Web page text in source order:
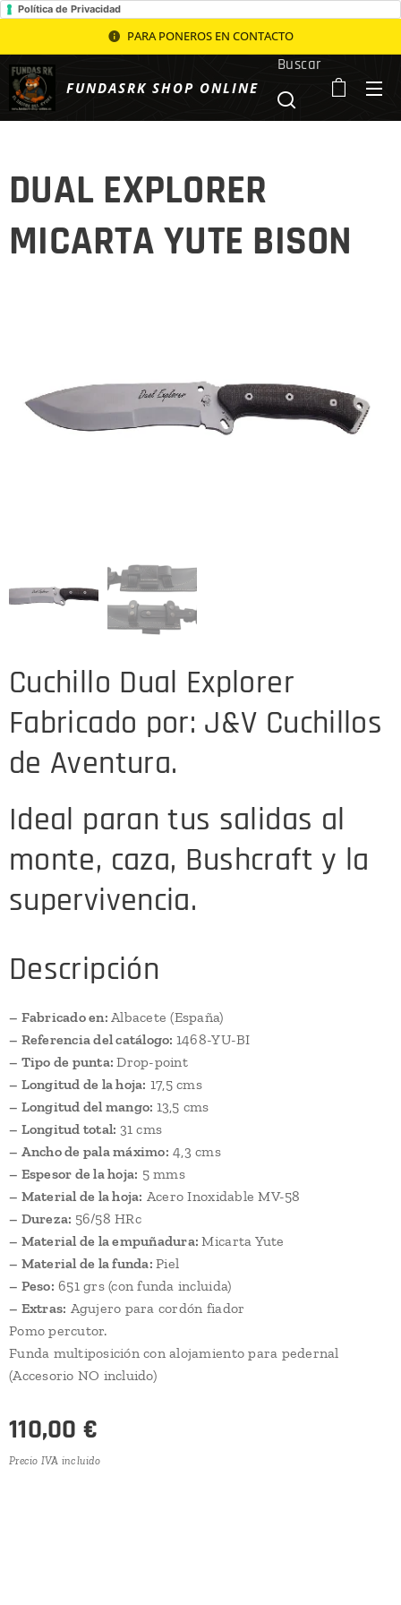
Política de Privacidad
PARA PONEROS EN CONTACTO
FUNDASRK SHOP ONLINE
Buscar
DUAL EXPLORER
MICARTA YUTE BISON
Cuchillo Dual Explorer
Fabricado por: J&V Cuchillos
de Aventura.
Ideal paran tus salidas al
monte, caza, Bushcraft y la
supervivencia.
Descripción
– Fabricado en:Albacete (España)
– Referencia del catálogo: 1468-YU-BI
– Tipo de punta:Drop-point
– Longitud de la hoja: 17,5 cms
– Longitud del mango: 13,5 cms
– Longitud total: 31 cms
– Ancho de pala máximo: 4,3 cms
– Espesor de la hoja: 5 mms
– Material de la hoja: Acero Inoxidable MV-58
– Dureza: 56/58 HRc
– Material de la empuñadura:Micarta Yute
– Material de la funda:Piel
– Peso: 651 grs (con funda incluida)
– Extras: Agujero para cordón fiador
Pomo percutor.
Funda multiposición con alojamiento para pedernal
(Accesorio NO incluido)
110,00 €
Precio IVA incluido